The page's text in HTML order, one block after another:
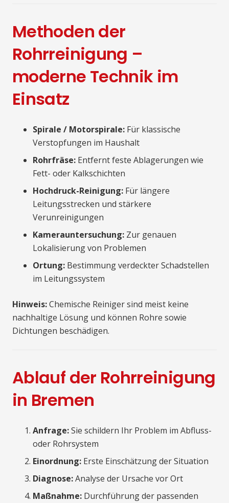
Methoden der
Rohrreinigung –
moderne Technik im
Einsatz
Spirale / Motorspirale: Für klassische
Verstopfungen im Haushalt
Rohrfräse: Entfernt feste Ablagerungen wie
Fett- oder Kalkschichten
Hochdruck-Reinigung: Für längere
Leitungsstrecken und stärkere
Verunreinigungen
Kamerauntersuchung: Zur genauen
Lokalisierung von Problemen
Ortung: Bestimmung verdeckter Schadstellen
im Leitungssystem
Hinweis:Chemische Reiniger sind meist keine
nachhaltige Lösung und können Rohre sowie
Dichtungen beschädigen.
Ablauf der Rohrreinigung
in Bremen
Anfrage:Sie schildern Ihr Problem im Abfluss-
oder Rohrsystem
Einordnung: Erste Einschätzung der Situation
Diagnose:Analyse der Ursache vor Ort
Maßnahme: Durchführung der passenden